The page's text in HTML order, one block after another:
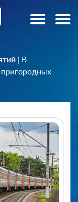
| В
пригородных